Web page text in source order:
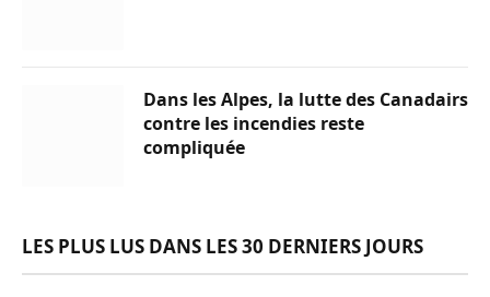
Dans les Alpes, la lutte des Canadairs
contre les incendies reste
compliquée
LES PLUS LUS DANS LES 30 DERNIERS JOURS